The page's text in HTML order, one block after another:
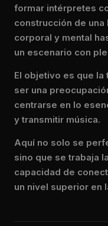
formar intérpretes
construcción de
corporal y mental
un escenario con
El objetivo es que
ser una
centrarse en lo
y transmitir música.
Aquí no solo se
sino que se trabaja
capacidad de
un nivel superior en